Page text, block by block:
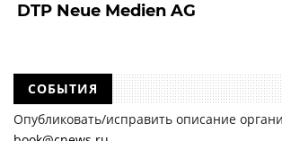
DTP Neue Medien AG
СОБЫТИЯ
Опубликовать/исправить описание